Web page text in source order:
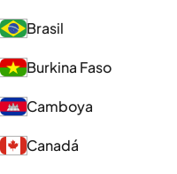
Brasil
Burkina Faso
Camboya
Canadá